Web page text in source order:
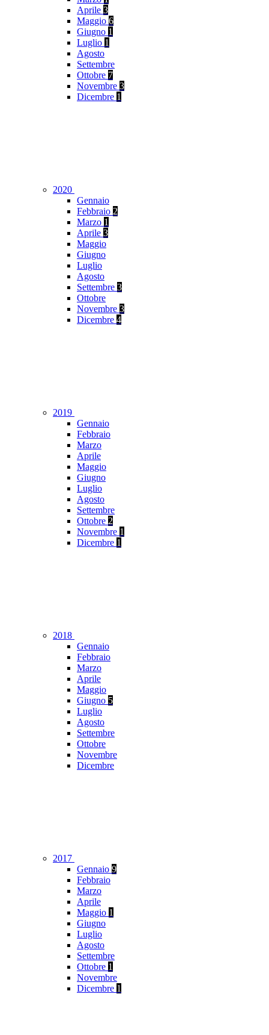
Aprile 3
Maggio 6
Giugno 1
Luglio 1
Agosto
Settembre
Ottobre 7
Novembre 3
Dicembre 1
2020
Gennaio
Febbraio 2
Marzo 1
Aprile 3
Maggio
Giugno
Luglio
Agosto
Settembre 3
Ottobre
Novembre 3
Dicembre 4
2019
Gennaio
Febbraio
Marzo
Aprile
Maggio
Giugno
Luglio
Agosto
Settembre
Ottobre 2
Novembre 1
Dicembre 1
2018
Gennaio
Febbraio
Marzo
Aprile
Maggio
Giugno 5
Luglio
Agosto
Settembre
Ottobre
Novembre
Dicembre
2017
Gennaio 9
Febbraio
Marzo
Aprile
Maggio 1
Giugno
Luglio
Agosto
Settembre
Ottobre 1
Novembre
Dicembre 1